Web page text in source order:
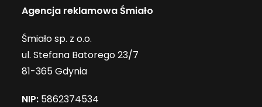
Agencja reklamowa Śmiało
Śmiało sp. z o.o.
ul. Stefana Batorego 23/7
81-365 Gdynia
NIP: 5862374534